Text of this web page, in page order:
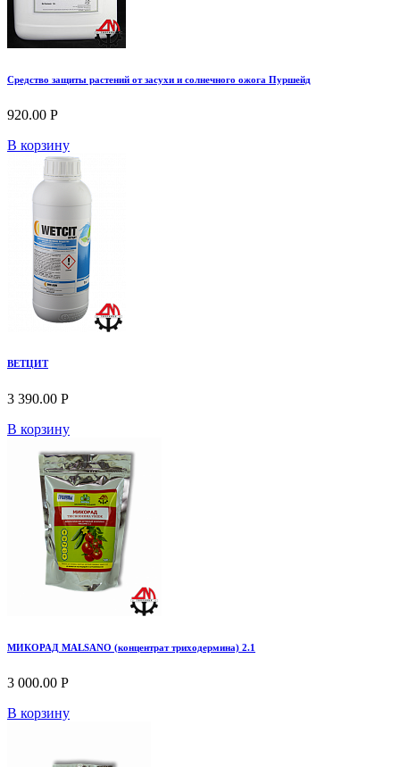
Средство защиты растений от засухи и солнечного ожога Пуршейд
920.00 Р
В корзину
ВЕТЦИТ
3 390.00 Р
В корзину
МИКОРАД MALSANO (концентрат триходермина) 2.1
3 000.00 Р
В корзину